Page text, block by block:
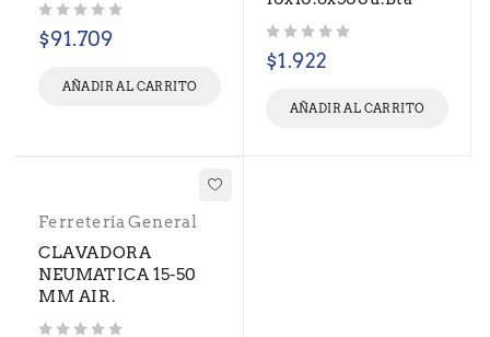
$91.709
AÑADIR AL CARRITO
$1.922
AÑADIR AL CARRITO
Ferretería General
CLAVADORA
NEUMATICA 15-50
MM AIR.